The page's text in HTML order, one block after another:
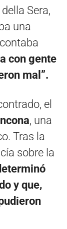
Sera,
una
con gente
mal”.
el
, una
Tras la
sobre la
y que,